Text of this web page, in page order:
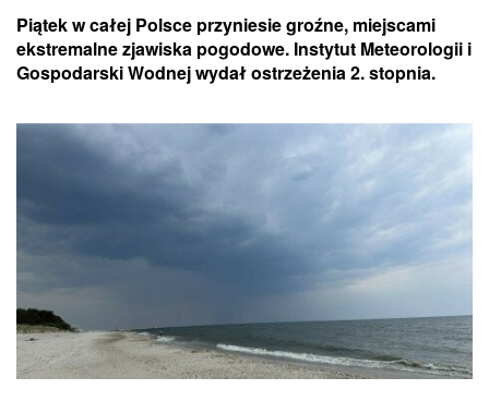
Piątek w całej Polsce przyniesie groźne, miejscami
ekstremalne zjawiska pogodowe. Instytut Meteorologii i
Gospodarski Wodnej wydał ostrzeżenia 2. stopnia.